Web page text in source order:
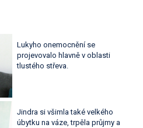
Lukyho onemocnění se
projevovalo hlavně v oblasti
tlustého střeva.
Jindra si všimla také velkého
úbytku na váze, trpěla průjmy a